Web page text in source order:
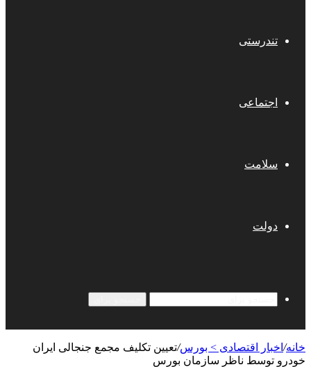
تندرستی
اجتماعی
سلامت
دولت
خانه/ اخبار اقتصادی > بورس/تعیین تکلیف مجمع جنجالی ایران
خودرو توسط ناظر سازمان بورس